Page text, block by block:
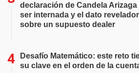
declaración de Candela Arizaga
ser internada y el dato revelador
sobre un supuesto dealer
Desafío Matemático: este reto
su clave en el orden de la